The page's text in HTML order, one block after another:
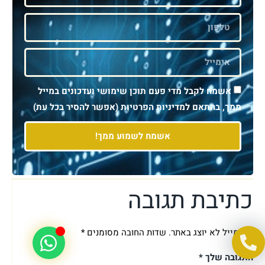
אשמח לקבל מדי פעם תוכן שימושי ועדכונים במייל
ממך, בהתאם למדיניות הפרטיות (אפשר להסיר בכל עת)
אשמח לשמוע ממך!
כתיבת תגובה
האימייל לא יוצג באתר. שדות החובה מסומנים *
התגובה שלך*